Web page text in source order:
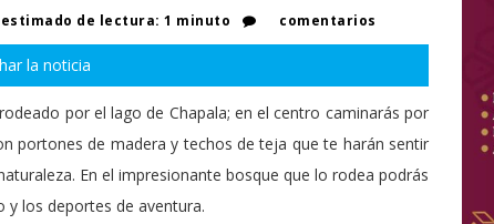
de lectura: 1 minuto comentarios
la noticia
por el lago de Chapala; en el centro caminarás por
portones de madera y techos de teja que te harán sentir
En el impresionante bosque que lo rodea podrás
y los deportes de aventura.